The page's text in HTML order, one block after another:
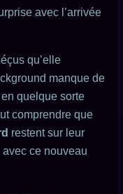
avec l’arrivée
qu’elle
manque de
quelque sorte
comprendre que
restent sur leur
ce nouveau